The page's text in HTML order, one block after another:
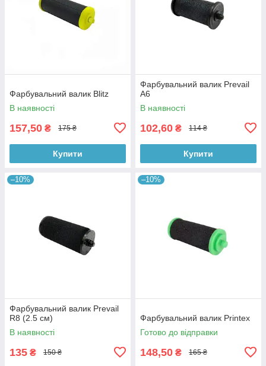
Фарбувальний валик Blitz
В наявності
157,50 ₴ 175 ₴
Купити
Фарбувальний валик Prevail
A6
В наявності
102,60 ₴ 114 ₴
Купити
–10%
Фарбувальний валик Prevail
R8 (2.5 см)
В наявності
135 ₴ 150 ₴
–10%
Фарбувальний валик Printex
Готово до відправки
148,50 ₴ 165 ₴